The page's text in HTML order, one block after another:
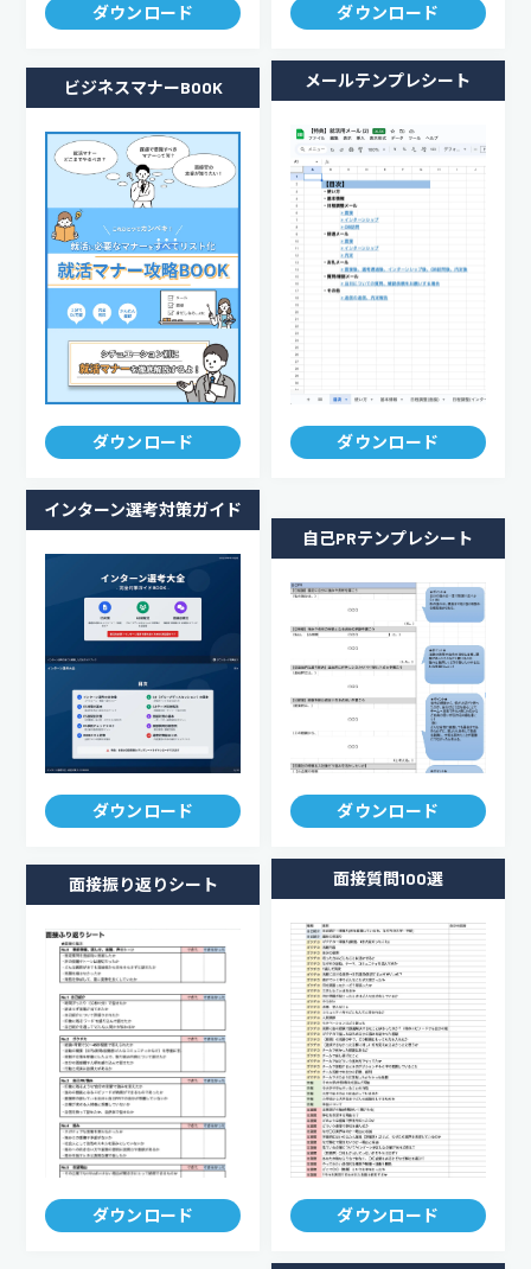
ダウンロード ダウンロード
ビジネスマナーBOOK
ダウンロード
メールテンプレシート
ダウンロード
インターン選考対策ガイド
ダウンロード
自己PRテンプレシート
ダウンロード
面接振り返りシート
ダウンロード
面接質問100選
ダウンロード